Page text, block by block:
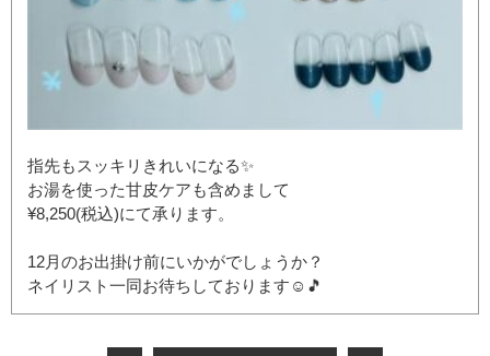
指先もスッキリきれいになる✨
お湯を使った甘皮ケアも含めまして
¥8,250(税込)にて承ります。
12月のお出掛け前にいかがでしょうか？
ネイリスト一同お待ちしております☺🎵